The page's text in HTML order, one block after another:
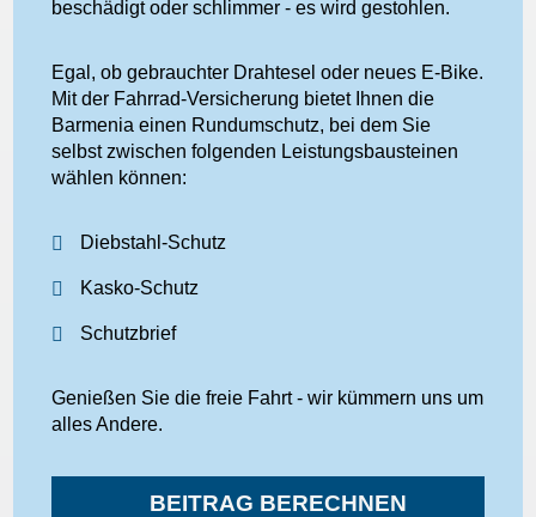
beschädigt oder schlimmer - es wird gestohlen.
Egal, ob gebrauchter Drahtesel oder neues E-Bike.
Mit der Fahrrad-Versicherung bietet Ihnen die
Barmenia einen Rundumschutz, bei dem Sie
selbst zwischen folgenden Leistungsbausteinen
wählen können:
Diebstahl-Schutz
Kasko-Schutz
Schutzbrief
Genießen Sie die freie Fahrt - wir kümmern uns um
alles Andere.
BEITRAG BERECHNEN